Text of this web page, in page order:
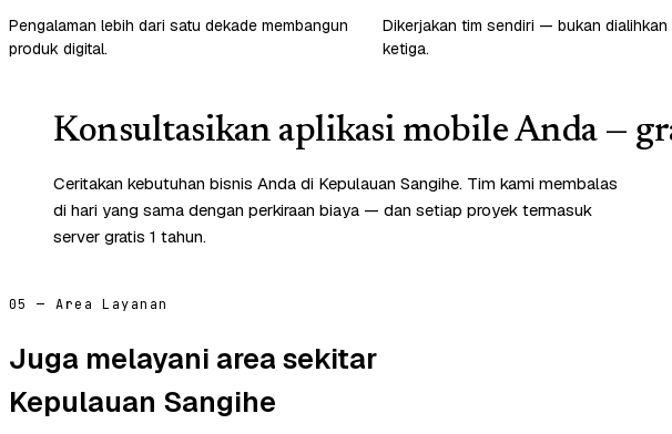
Pengalaman lebih dari satu dekade membangun
produk digital.
Dikerjakan tim sendiri — bukan dialihkan
ketiga.
Konsultasikan aplikasi mobile Anda —
Ceritakan kebutuhan bisnis Anda di Kepulauan Sangihe. Tim kami membalas
di hari yang sama dengan perkiraan biaya — dan setiap proyek termasuk
server gratis 1 tahun.
05 — Area Layanan
Juga melayani area sekitar
Kepulauan Sangihe